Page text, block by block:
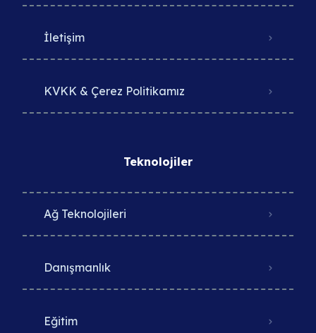
İletişim
KVKK & Çerez Politikamız
Teknolojiler
Ağ Teknolojileri
Danışmanlık
Eğitim